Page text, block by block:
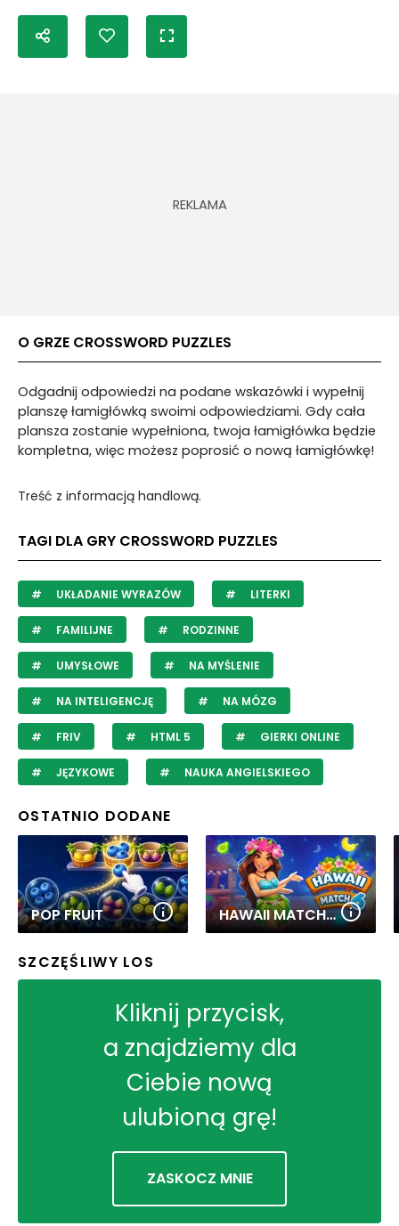
O GRZE CROSSWORD PUZZLES
Odgadnij odpowiedzi na podane wskazówki i wypełnij
planszę łamigłówką swoimi odpowiedziami. Gdy cała
plansza zostanie wypełniona, twoja łamigłówka będzie
kompletna, więc możesz poprosić o nową łamigłówkę!
Treść z informacją handlową.
TAGI DLA GRY CROSSWORD PUZZLES
UKŁADANIE WYRAZÓW LITERKI
FAMILIJNE RODZINNE
UMYSŁOWE NA MYŚLENIE
NA INTELIGENCJĘ NA MÓZG
FRIV HTML 5 GIERKI ONLINE
JĘZYKOWE NAUKA ANGIELSKIEGO
OSTATNIO DODANE
POP FRUIT HAWAII MATCH 6
SZCZĘŚLIWY LOS
Kliknij przycisk,
a znajdziemy dla
Ciebie nową
ulubioną grę!
ZASKOCZ MNIE